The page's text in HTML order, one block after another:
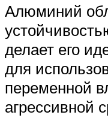
Алюминий
делает его
для
переменной
агрессивной